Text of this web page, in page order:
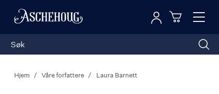
Toggle
Logg inn
Hjem Våre forfattere Laura Barnett